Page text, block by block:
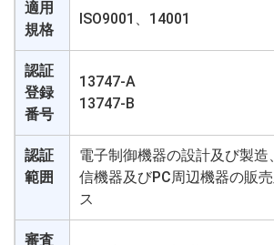
適用
規格
ISO9001、14001
認証
登録
番号
13747-A
13747-B
認証
範囲
電子制御機器の設計及び製造
信機器及びPC周辺機器の販
ス
審査